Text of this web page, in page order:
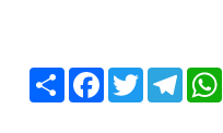
Share
FacebookTwitter
Telegram
WhatsApp